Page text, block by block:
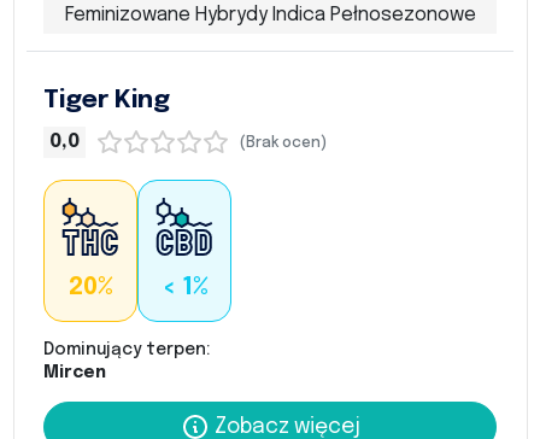
Feminizowane Hybrydy Indica Pełnosezonowe
Tiger King
0,0 (Brak ocen)
20% < 1%
Dominujący terpen:
Mircen
Zobacz więcej